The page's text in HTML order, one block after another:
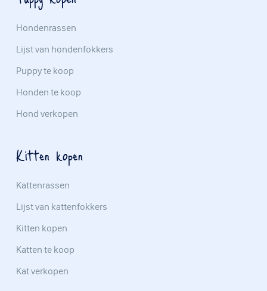
Hondenrassen
Lijst van hondenfokkers
Puppy te koop
Honden te koop
Hond verkopen
Kitten kopen
Kattenrassen
Lijst van kattenfokkers
Kitten kopen
Katten te koop
Kat verkopen